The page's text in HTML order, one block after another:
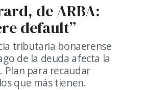
de ARBA:
default”
tributaria bonaerense
de la deuda afecta la
Plan para recaudar
que más tienen.